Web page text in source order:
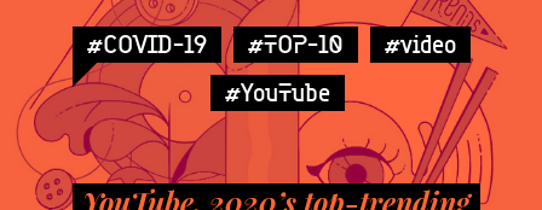
#COVID-19 #TOP-10
#video
#YouTube
YouTube. 2020’s top-trending